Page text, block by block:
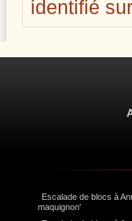
identifié
Escalade de blocs à
maquignon'